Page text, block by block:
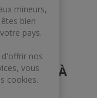
AUX
DÉJÀ
mineurs,
bien
pays.
nos
vous
cookies.